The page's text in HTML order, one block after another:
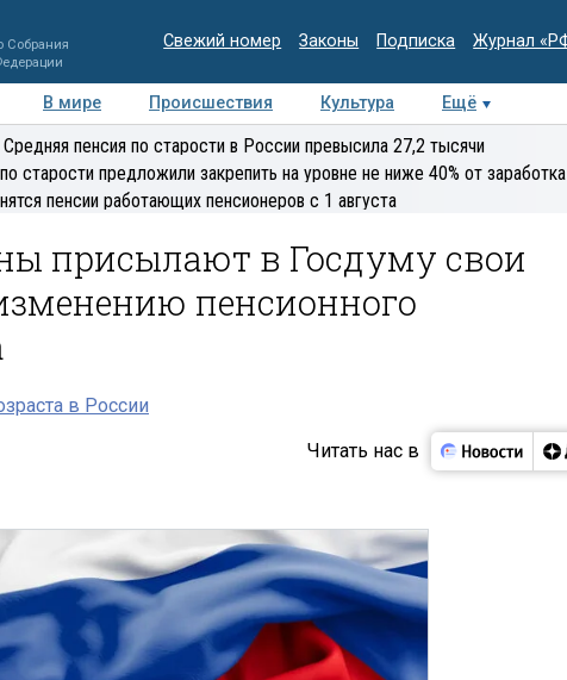
Собрания
Свежий номер Законы Подписка Журнал
В мире Происшествия Культура Ещё
Медиацентр Интервью Колумнисты
пенсия по старости в России превысила 27,2 тысячи
старости предложили закрепить на уровне не ниже 40% от заработка
пенсии работающих пенсионеров с 1 августа
присылают в Госдуму свои
пенсионного
в России
Читать нас в